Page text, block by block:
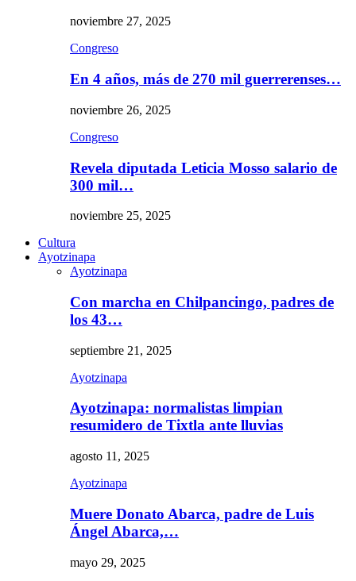
noviembre 27, 2025
Congreso
En 4 años, más de 270 mil guerrerenses…
noviembre 26, 2025
Congreso
Revela diputada Leticia Mosso salario de
300 mil…
noviembre 25, 2025
Cultura
Ayotzinapa
Ayotzinapa
Con marcha en Chilpancingo, padres de
los 43…
septiembre 21, 2025
Ayotzinapa
Ayotzinapa: normalistas limpian
resumidero de Tixtla ante lluvias
agosto 11, 2025
Ayotzinapa
Muere Donato Abarca, padre de Luis
Ángel Abarca,…
mayo 29, 2025